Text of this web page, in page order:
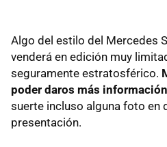
Algo del estilo del Mercedes
venderá en edición muy
seguramente estratosférico.
poder daros más
suerte incluso alguna foto en
presentación.